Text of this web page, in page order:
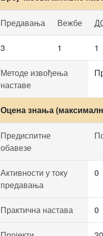
Предавања Вежбе
3 1 1
Методе извођења
наставе
Оцена знања
Предиспитне
обавезе
Активности у току
предавања
0
Практична настава 0